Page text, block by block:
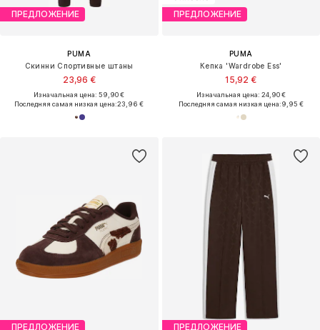
ПРЕДЛОЖЕНИЕ
PUMA
Скинни Спортивные штаны
23,96 €
Изначальная цена: 59,90 €
Последняя самая низкая цена:23,96 €
ПРЕДЛОЖЕНИЕ
PUMA
Кепка 'Wardrobe Ess'
15,92 €
Изначальная цена: 24,90 €
Последняя самая низкая цена:9,95 €
ПРЕДЛОЖЕНИЕ ПРЕДЛОЖЕНИЕ